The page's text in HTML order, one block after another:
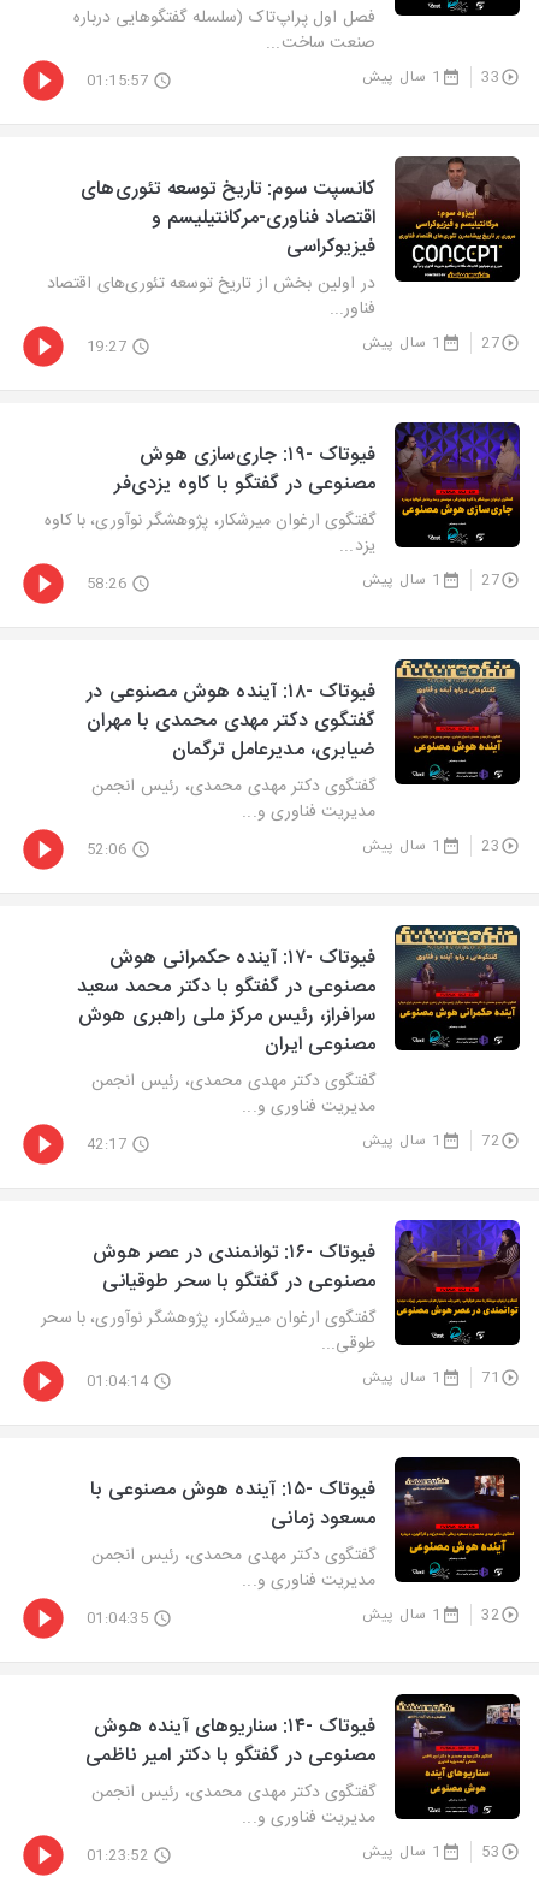
فصل اول پراپ‌تاک (سلسله گفتگوهایی درباره
صنعت ساخت...
33 1 سال پیش 01:15:57
کانسپت سوم: تاریخ توسعه تئوری‌های
اقتصاد فناوری-مرکانتیلیسم و
فیزیوکراسی
در اولین بخش از تاریخ توسعه تئوری‌های اقتصاد
فناور...
27 1 سال پیش 19:27
فیوتاک -۱۹: جاری‌سازی هوش
مصنوعی در گفتگو با کاوه یزدی‌فر
گفتگوی ارغوان میرشکار، پژوهشگر نوآوری، با کاوه
یزد...
27 1 سال پیش 58:26
فیوتاک -۱۸: آینده هوش مصنوعی در
گفتگوی دکتر مهدی محمدی با مهران
ضیابری، مدیرعامل ترگمان
گفتگوی دکتر مهدی محمدی، رئیس انجمن
مدیریت فناوری و...
23 1 سال پیش 52:06
فیوتاک -۱۷: آینده حکمرانی هوش
مصنوعی در گفتگو با دکتر محمد سعید
سرافراز، رئیس مرکز ملی راهبری هوش
مصنوعی ایران
گفتگوی دکتر مهدی محمدی، رئیس انجمن
مدیریت فناوری و...
72 1 سال پیش 42:17
فیوتاک -۱۶: توانمندی در عصر هوش
مصنوعی در گفتگو با سحر طوقیانی
گفتگوی ارغوان میرشکار، پژوهشگر نوآوری، با سحر
طوقی...
71 1 سال پیش 01:04:14
فیوتاک -۱۵: آینده هوش مصنوعی با
مسعود زمانی
گفتگوی دکتر مهدی محمدی، رئیس انجمن
مدیریت فناوری و...
32 1 سال پیش 01:04:35
فیوتاک -۱۴: سناریوهای آینده هوش
مصنوعی در گفتگو با دکتر امیر ناظمی
گفتگوی دکتر مهدی محمدی، رئیس انجمن
مدیریت فناوری و...
53 1 سال پیش 01:23:52